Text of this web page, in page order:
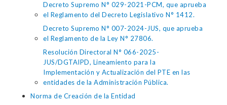
Decreto Supremo N° 029-2021-PCM, que aprueba
el Reglamento del Decreto Legislativo N° 1412.
Decreto Supremo N° 007-2024-JUS, que aprueba
el Reglamento de la Ley N° 27806.
Resolución Directoral N° 066-2025-
JUS/DGTAIPD, Lineamiento para la
Implementación y Actualización del PTE en las
entidades de la Administración Pública.
Norma de Creación de la Entidad